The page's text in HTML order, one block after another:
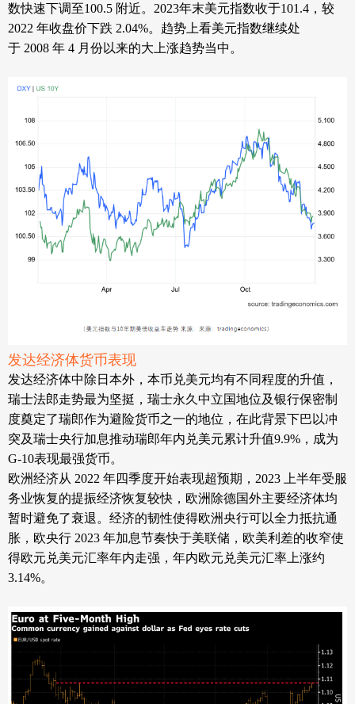
数快速下调至100.5 附近。 2023年末美元指数收于101.4 ，较
2022 年收盘价下跌 2.04%。趋势上看美元指数继续处
于 2008 年 4 月份以来的大上涨趋势当中。
发达经济体货币表现
发达经济体中除日本外，本币兑美元均有不同程度的升值，
瑞士法郎走势最为坚挺，瑞士永久中立国地位及银行保密制
度奠定了瑞郎作为避险货币之一的地位，在此背景下巴以冲
突及瑞士央行加息推动瑞郎年内兑美元累计升值9.9%，成为
G-10表现最强货币。
欧洲经济从 2022 年四季度开始表现超预期，2023 上半年受服
务业恢复的提振经济恢复较快，欧洲除德国外主要经济体均
暂时避免了衰退。经济的韧性使得欧洲央行可以全力抵抗通
胀，欧央行 2023 年加息节奏快于美联储，欧美利差的收窄使
得欧元兑美元汇率年内走强，年内欧元兑美元汇率上涨约
3.14%。